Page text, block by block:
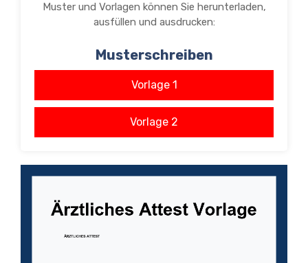
Muster und Vorlagen können Sie herunterladen,
ausfüllen und ausdrucken:
Musterschreiben
Vorlage 1
Vorlage 2